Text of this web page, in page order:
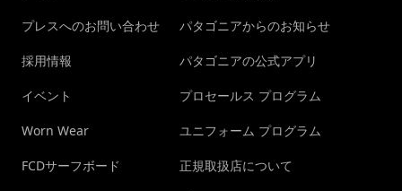
プレスへのお問い合わせ
採用情報
イベント
Worn Wear
FCDサーフボード
パタゴニアからのお知らせ
パタゴニアの公式アプリ
プロセールス プログラム
ユニフォーム プログラム
正規取扱店について